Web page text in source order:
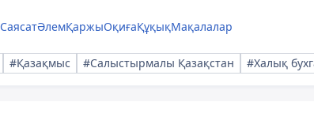
СаясатӘлемҚаржыОқиғаҚұқықМақалалар
#Қазақмыс #Салыстырмалы Қазақстан #Халық